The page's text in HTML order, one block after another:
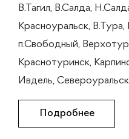
В.Тагил, В.Салда,
Красноуральск, В.Тура,
п.Свободный,
Краснотуринск,
Ивдель,
Подробнее